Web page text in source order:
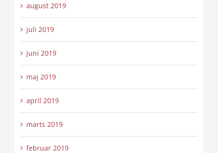
august 2019
juli 2019
juni 2019
maj 2019
april 2019
marts 2019
februar 2019